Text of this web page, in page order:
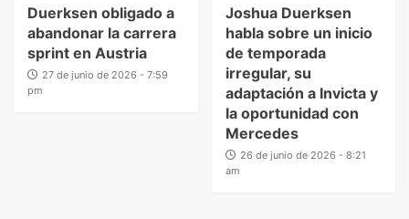
Duerksen obligado a
abandonar la carrera
sprint en Austria
27 de junio de 2026 - 7:59
pm
Joshua Duerksen
habla sobre un inicio
de temporada
irregular, su
adaptación a Invicta y
la oportunidad con
Mercedes
26 de junio de 2026 - 8:21
am